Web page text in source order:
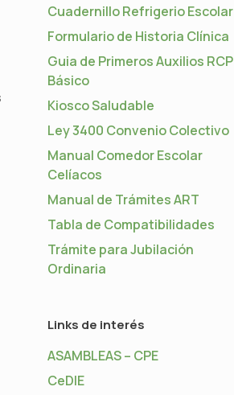
Cuadernillo Refrigerio Escolar
Formulario de Historia Clínica
Guia de Primeros Auxilios RCP
Básico
Kiosco Saludable
Ley 3400 Convenio Colectivo
Manual Comedor Escolar
Celíacos
Manual de Trámites ART
Tabla de Compatibilidades
Trámite para Jubilación
Ordinaria
Links de interés
ASAMBLEAS – CPE
CeDIE